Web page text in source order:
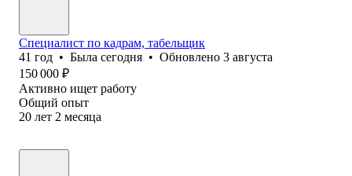
Специалист по кадрам, табельщик
41 год • Была сегодня • Обновлено 3 августа
150 000 ₽
Активно ищет работу
Общий опыт
20 лет 2 месяца